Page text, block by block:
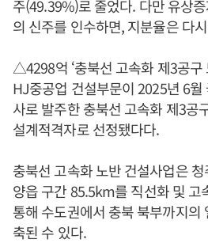
주(49.39%)로 줄었다. 다만 유상
의 신주를 인수하면, 지분율은 다
△4298억 ‘충북선 고속화 제3공구
HJ중공업 건설부문이 2025년 6
사로 발주한 충북선 고속화 제3공
설계적격자로 선정됐다다.
충북선 고속화 노반 건설사업은
양읍 구간 85.5km를 직선화 및 고
통해 수도권에서 충북 북부까지의
축된 수 있다.